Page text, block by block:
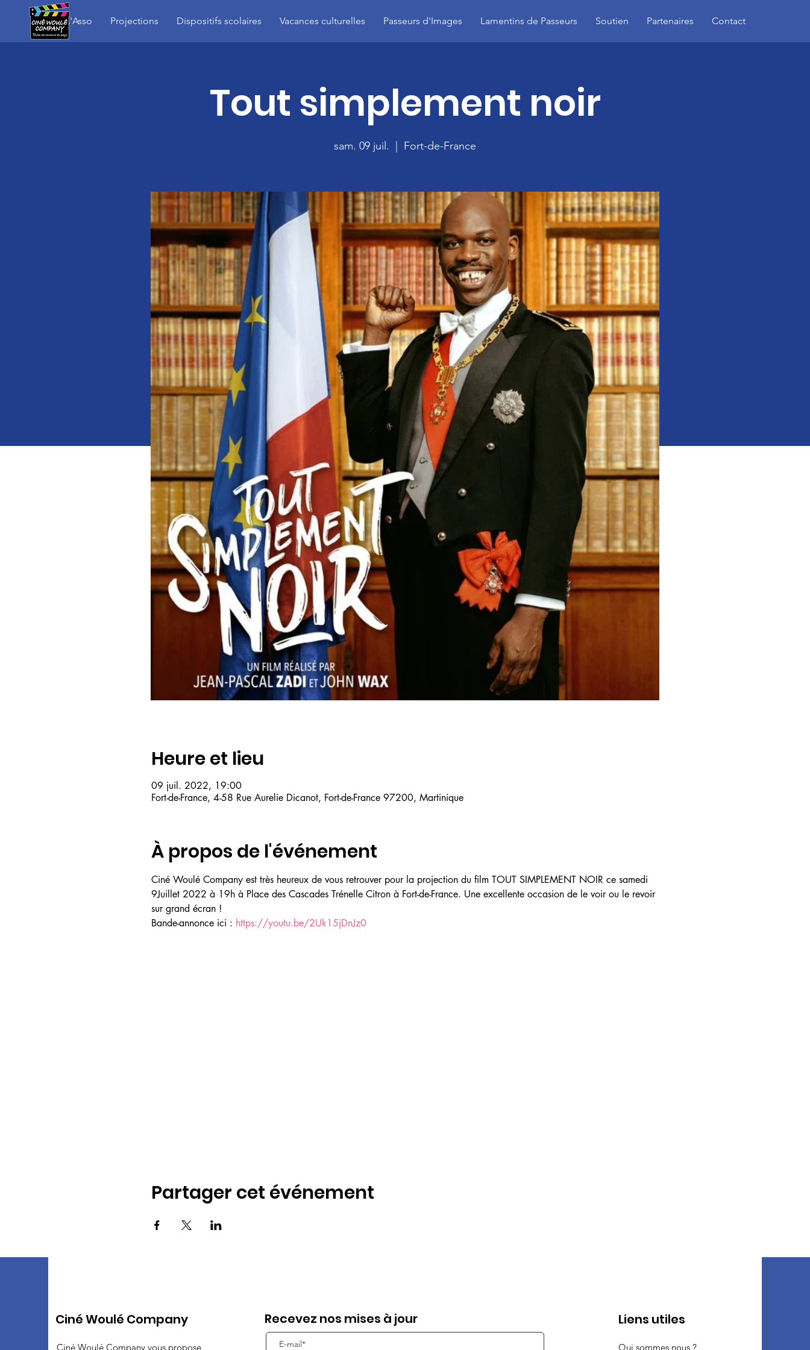
L'Asso Projections Dispositifs scolaires Vacances culturelles Passeurs d'Images Lamentins de Passeurs Soutien Partenaires Contact
Tout simplement noir
sam. 09 juil. Fort-de-France
Heure et lieu
09 juil. 2022, 19:00
Fort-de-France, 4-58 Rue Aurelie Dicanot, Fort-de-France 97200, Martinique
À propos de l'événement
Ciné Woulé Company est très heureux de vous retrouver pour la projection du film TOUT SIMPLEMENT NOIR ce samedi
9Juillet 2022 à 19h à Place des Cascades Trénelle Citron à Fort-de-France. Une excellente occasion de le voir ou le revoir
sur grand écran !
Bande-annonce ici : https://youtu.be/2Uk15jDnJz0
Partager cet événement
Ciné Woulé Company
Ciné Woulé Company vous propose
Liens utiles
Qui sommes nous ?
Recevez nos mises à jour